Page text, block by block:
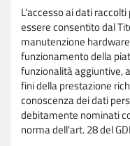
L'accesso ai dati
essere consentito dal
manutenzione
funzionamento della
funzionalità aggiuntive,
fini della prestazione
conoscenza dei dati
debitamente nominati
norma dell'art. 28 del